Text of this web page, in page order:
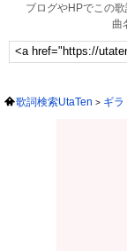
ブログやHPでこの
曲
歌詞検索UtaTen ギラ